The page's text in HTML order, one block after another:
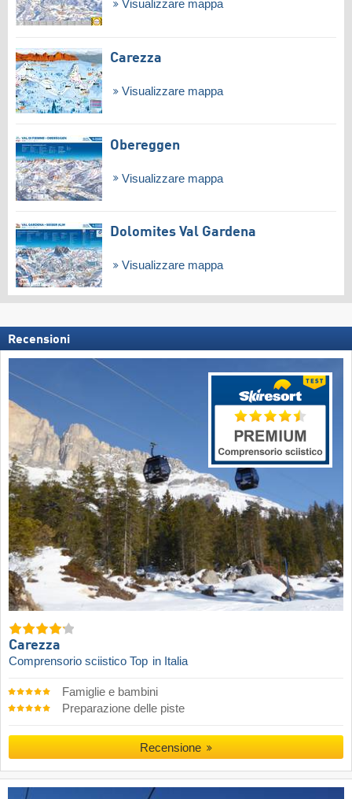
Visualizzare mappa
Carezza
Visualizzare mappa
Obereggen
Visualizzare mappa
Dolomites Val Gardena
Visualizzare mappa
Recensioni
Carezza
Comprensorio sciistico Top in Italia
Famiglie e bambini
Preparazione delle piste
Recensione